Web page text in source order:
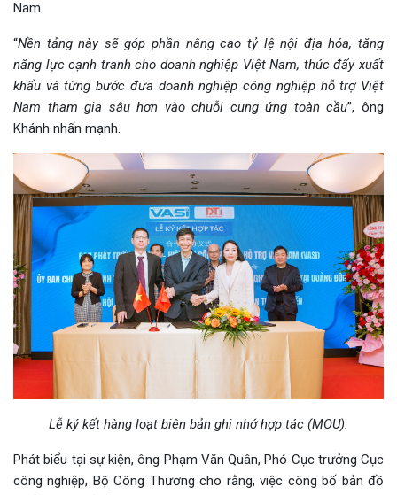
Nam.
“Nền tảng này sẽ góp phần nâng cao tỷ lệ nội địa hóa, tăng
năng lực cạnh tranh cho doanh nghiệp Việt Nam, thúc đẩy xuất
khẩu và từng bước đưa doanh nghiệp công nghiệp hỗ trợ Việt
Nam tham gia sâu hơn vào chuỗi cung ứng toàn cầu”, ông
Khánh nhấn mạnh.
Lễ ký kết hàng loạt biên bản ghi nhớ hợp tác (MOU).
Phát biểu tại sự kiện, ông Phạm Văn Quân, Phó Cục trưởng Cục
công nghiệp, Bộ Công Thương cho rằng, việc công bố bản đồ